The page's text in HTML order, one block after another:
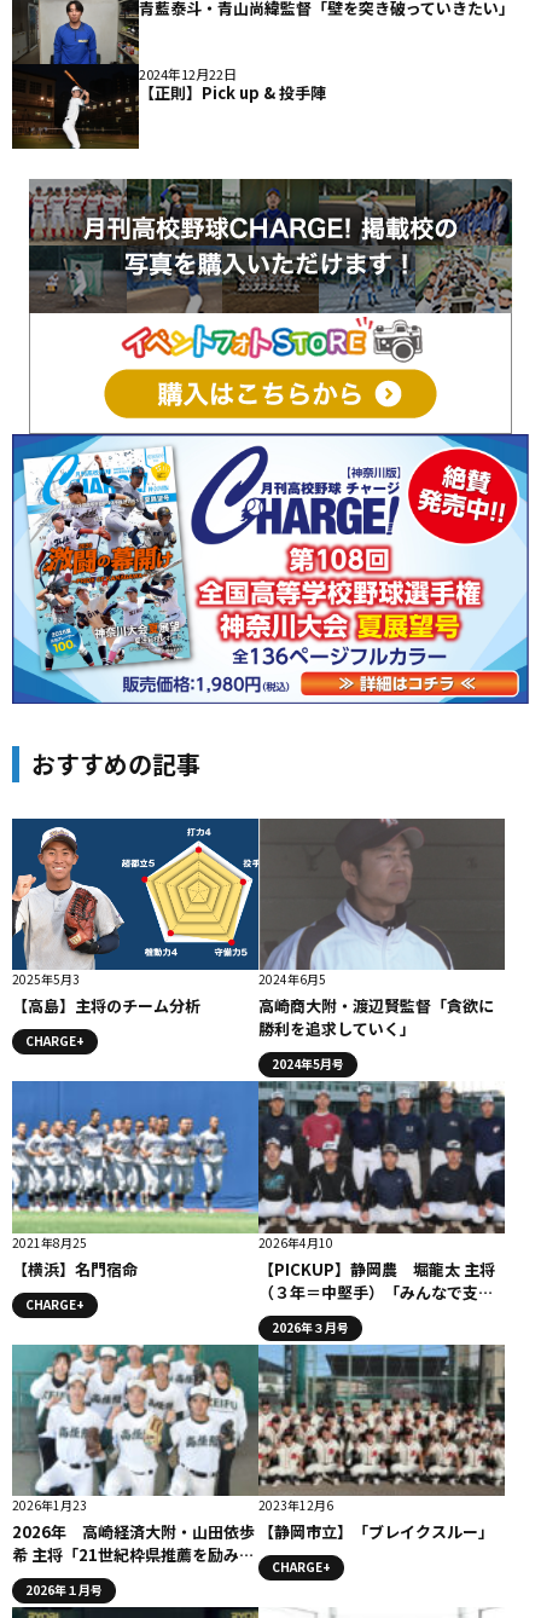
青藍泰斗・青山尚緯監督「壁を突き破っていきたい」
2024年12月22日
【正則】Pick up & 投手陣
おすすめの記事
2025年5月3
【高島】主将のチーム分析
CHARGE+
2024年6月5
高崎商大附・渡辺賢監督「貪欲に
勝利を追求していく」
2024年5月号
2021年8月25
【横浜】名門宿命
CHARGE+
2026年4月10
【PICKUP】静岡農 堀龍太 主将
（３年＝中堅手）「みんなで支え
合いながら勝利を目指す」
2026年３月号
2026年1月23
2026年 高崎経済大附・山田依歩
希 主将「21世紀枠県推薦を励みに
して戦っていきます」
2026年１月号
2023年12月6
【静岡市立】「ブレイクスルー」
CHARGE+